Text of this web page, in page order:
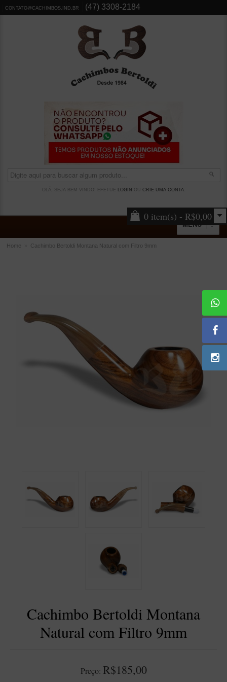
CONTATO@CACHIMBOS.IND.BR (47) 3308-2184
OLÁ, SEJA BEM VINDO! EFETUE LOGIN CRIE UMA CONTA.
0 item(s) - R$0,00
MENU
Isqueiros
Suportes Bertoldi para Cachimbos
Piteiras para Cigarro
Limpadores para Cachimbo
Blends Para Cachimbo
Blends Para Enrolar
Nacionais
LINHA IDELFONSO BERTOLDI
Home Cachimbo Bertoldi Montana Natural com Filtro 9mm
Cachimbo Bertoldi Montana
Natural com Filtro 9mm
Preço: R$185,00